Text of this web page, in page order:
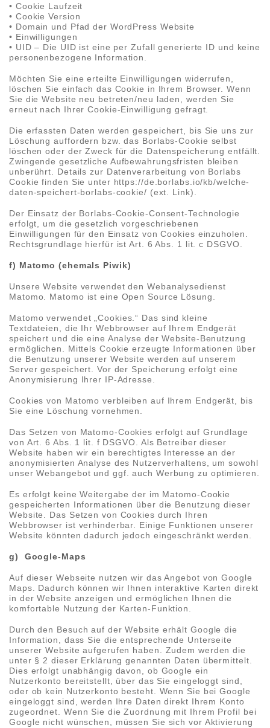
• Cookie Laufzeit
• Cookie Version
• Domain und Pfad der WordPress Website
• Einwilligungen
• UID – Die UID ist eine per Zufall generierte ID und keine
personenbezogene Information.
Möchten Sie eine erteilte Einwilligungen widerrufen,
löschen Sie einfach das Cookie in Ihrem Browser. Wenn
Sie die Website neu betreten/neu laden, werden Sie
erneut nach Ihrer Cookie-Einwilligung gefragt.
Die erfassten Daten werden gespeichert, bis Sie uns zur
Löschung auffordern bzw. das Borlabs-Cookie selbst
löschen oder der Zweck für die Datenspeicherung entfällt.
Zwingende gesetzliche Aufbewahrungsfristen bleiben
unberührt. Details zur Datenverarbeitung von Borlabs
Cookie finden Sie unter https://de.borlabs.io/kb/welche-
daten-speichert-borlabs-cookie/ (ext. Link).
Der Einsatz der Borlabs-Cookie-Consent-Technologie
erfolgt, um die gesetzlich vorgeschriebenen
Einwilligungen für den Einsatz von Cookies einzuholen.
Rechtsgrundlage hierfür ist Art. 6 Abs. 1 lit. c DSGVO.
f) Matomo (ehemals Piwik)
Unsere Website verwendet den Webanalysedienst
Matomo. Matomo ist eine Open Source Lösung.
Matomo verwendet „Cookies.“ Das sind kleine
Textdateien, die Ihr Webbrowser auf Ihrem Endgerät
speichert und die eine Analyse der Website-Benutzung
ermöglichen. Mittels Cookie erzeugte Informationen über
die Benutzung unserer Website werden auf unserem
Server gespeichert. Vor der Speicherung erfolgt eine
Anonymisierung Ihrer IP-Adresse.
Cookies von Matomo verbleiben auf Ihrem Endgerät, bis
Sie eine Löschung vornehmen.
Das Setzen von Matomo-Cookies erfolgt auf Grundlage
von Art. 6 Abs. 1 lit. f DSGVO. Als Betreiber dieser
Website haben wir ein berechtigtes Interesse an der
anonymisierten Analyse des Nutzerverhaltens, um sowohl
unser Webangebot und ggf. auch Werbung zu optimieren.
Es erfolgt keine Weitergabe der im Matomo-Cookie
gespeicherten Informationen über die Benutzung dieser
Website. Das Setzen von Cookies durch Ihren
Webbrowser ist verhinderbar. Einige Funktionen unserer
Website könnten dadurch jedoch eingeschränkt werden.
g) Google-Maps
Auf dieser Webseite nutzen wir das Angebot von Google
Maps. Dadurch können wir Ihnen interaktive Karten direkt
in der Website anzeigen und ermöglichen Ihnen die
komfortable Nutzung der Karten-Funktion.
Durch den Besuch auf der Website erhält Google die
Information, dass Sie die entsprechende Unterseite
unserer Website aufgerufen haben. Zudem werden die
unter § 2 dieser Erklärung genannten Daten übermittelt.
Dies erfolgt unabhängig davon, ob Google ein
Nutzerkonto bereitstellt, über das Sie eingeloggt sind,
oder ob kein Nutzerkonto besteht. Wenn Sie bei Google
eingeloggt sind, werden Ihre Daten direkt Ihrem Konto
zugeordnet. Wenn Sie die Zuordnung mit Ihrem Profil bei
Google nicht wünschen, müssen Sie sich vor Aktivierung